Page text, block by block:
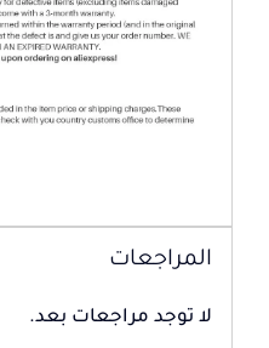
المراجعات
لا توجد مراجعات بعد.